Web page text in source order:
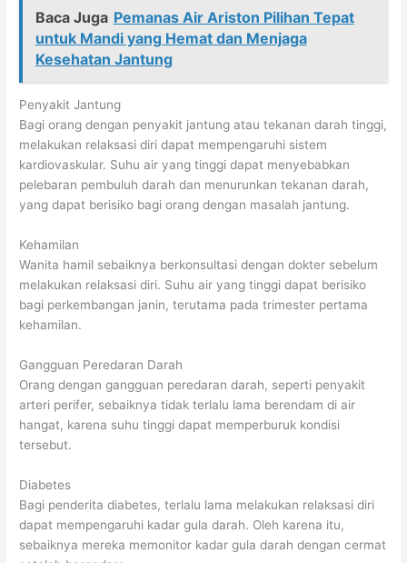
Baca Juga Pemanas Air Ariston Pilihan Tepat
untuk Mandi yang Hemat dan Menjaga
Kesehatan Jantung
Penyakit Jantung
Bagi orang dengan penyakit jantung atau tekanan darah tinggi,
melakukan relaksasi diri dapat mempengaruhi sistem
kardiovaskular. Suhu air yang tinggi dapat menyebabkan
pelebaran pembuluh darah dan menurunkan tekanan darah,
yang dapat berisiko bagi orang dengan masalah jantung.
Kehamilan
Wanita hamil sebaiknya berkonsultasi dengan dokter sebelum
melakukan relaksasi diri. Suhu air yang tinggi dapat berisiko
bagi perkembangan janin, terutama pada trimester pertama
kehamilan.
Gangguan Peredaran Darah
Orang dengan gangguan peredaran darah, seperti penyakit
arteri perifer, sebaiknya tidak terlalu lama berendam di air
hangat, karena suhu tinggi dapat memperburuk kondisi
tersebut.
Diabetes
Bagi penderita diabetes, terlalu lama melakukan relaksasi diri
dapat mempengaruhi kadar gula darah. Oleh karena itu,
sebaiknya mereka memonitor kadar gula darah dengan cermat